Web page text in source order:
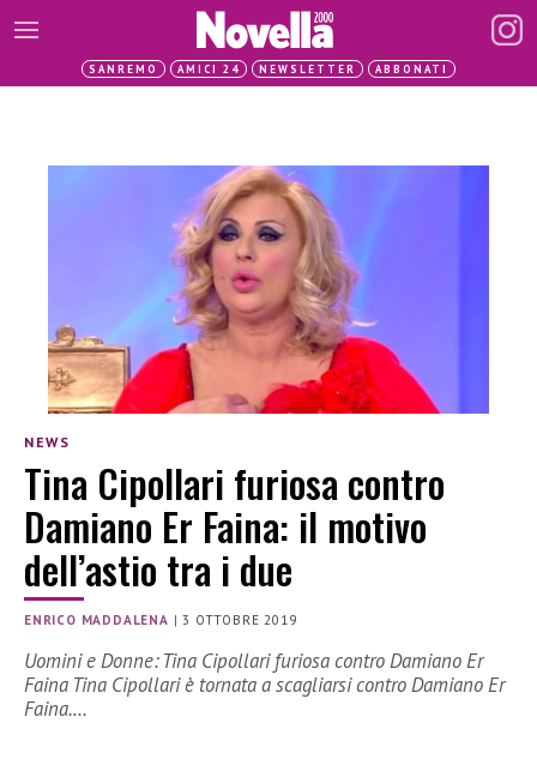
SANREMO AMICI 24 NEWSLETTER ABBONATI
NEWS
Tina Cipollari furiosa contro
Damiano Er Faina: il motivo
dell’astio tra i due
ENRICO MADDALENA |3 OTTOBRE 2019
Uomini e Donne: Tina Cipollari furiosa contro Damiano Er
Faina Tina Cipollari è tornata a scagliarsi contro Damiano Er
Faina.…